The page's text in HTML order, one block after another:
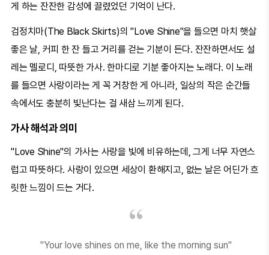
게 하는 잔잔한 감성에 끌렸었던 기억이 난다.
검정치마(The Black Skirts)의 "Love Shine"을 들으면 마치 햇살
좋은 날, 커피 한 잔 들고 거리를 걷는 기분이 든다. 잔잔하면서도 설
레는 멜로디, 따뜻한 가사. 한마디로 기분 좋아지는 노래다. 이 노래
를 들으면 사랑이라는 게 꼭 거창한 게 아니라, 일상의 작은 순간들
속에서도 충분히 빛난다는 걸 새삼 느끼게 된다.
가사 해석과 의미
"Love Shine"의 가사는 사랑을 빛에 비유하는데, 그게 너무 자연스
럽고 따뜻하다. 사랑이 있으면 세상이 환해지고, 없는 날은 어딘가 흐
릿한 느낌이 드는 거다.
"Your love shines on me, like the morning sun"